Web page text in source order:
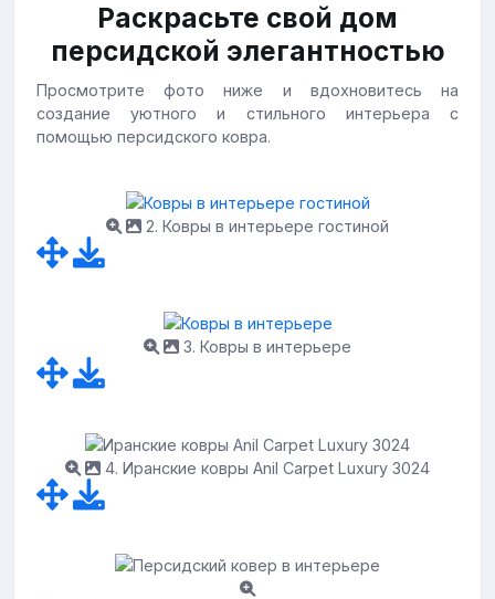
Раскрасьте свой дом
персидской элегантностью
Просмотрите фото ниже и вдохновитесь на
создание уютного и стильного интерьера с
помощью персидского ковра.
2. Ковры в интерьере гостиной
3. Ковры в интерьере
4. Иранские ковры Anil Carpet Luxury 3024